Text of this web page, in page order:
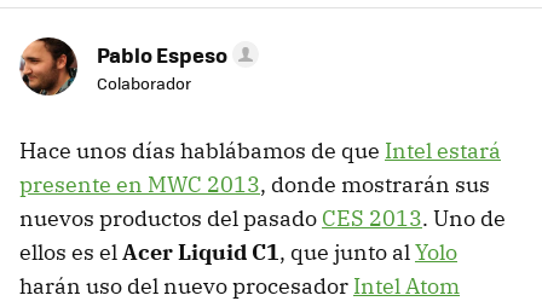
Pablo Espeso
Colaborador
Hace unos días hablábamos de que Intel estará
presente en MWC 2013, donde mostrarán sus
nuevos productos del pasado CES 2013. Uno de
ellos es elAcer Liquid C1, que junto alYolo
harán uso del nuevo procesador Intel Atom